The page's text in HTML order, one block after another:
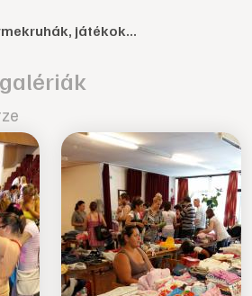
játékok...